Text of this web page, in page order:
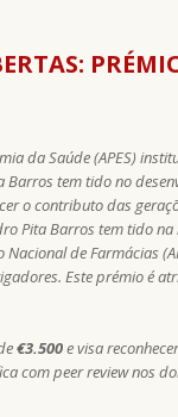
da Saúde (APES)
Barros tem tido no
o contributo das
Pita Barros tem tido
Nacional de Farmácias
Este prémio é
€3.500e visa
com peer review nos